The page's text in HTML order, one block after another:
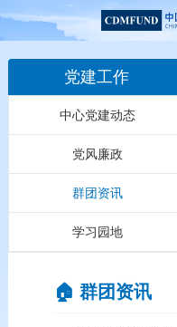
党建工作
中心党建动态
党风廉政
群团资讯
学习园地
🏠︎ 群团资讯